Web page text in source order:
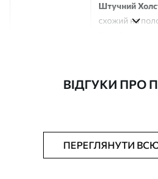
Штучний
схожий на
Додатково Можна додати
ВІДГУКИ ПРО
ПЕРЕГЛЯНУТИ